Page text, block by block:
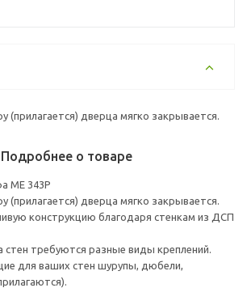
(прилагается) дверца мягко закрывается.
Подробнее о товаре
ME 343P
(прилагается) дверца мягко закрывается.
конструкцию благодаря стенкам из ДСП
стен требуются разные виды креплений.
для ваших стен шурупы, дюбели,